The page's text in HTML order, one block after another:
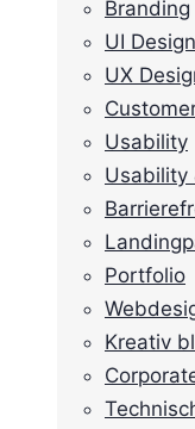
Branding
UI Design
UX
Usability
Usability
Portfolio
Kreativ